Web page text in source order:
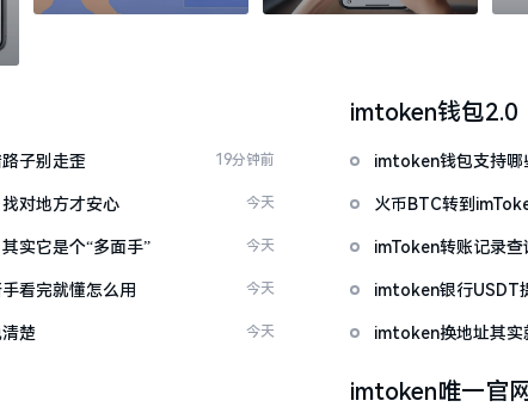
涨杀跌被套牢
子别走歪 19分钟前
对地方才安心 今天
实它是个“多面手” 今天
看完就懂怎么用 今天
楚 今天
imtoken钱包2.0
imtoken钱包支持哪
火币BTC转到
imToken转账记录
imtoken银行USDT
imtoken换地址其实
imtoken唯一官网